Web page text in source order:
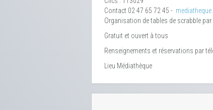
Contact 02 47 65 72 45 -
Organisation de tables de scrabble par
Gratuit et ouvert à tous
Renseignements et réservations par
Lieu Médiathèque